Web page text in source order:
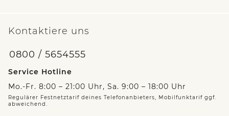
Kontaktiere uns
0800 / 5654555
Service Hotline
Mo.-Fr. 8:00 – 21:00 Uhr, Sa. 9:00 – 18:00 Uhr
Regulärer Festnetztarif deines Telefonanbieters, Mobilfunktarif ggf.
abweichend.